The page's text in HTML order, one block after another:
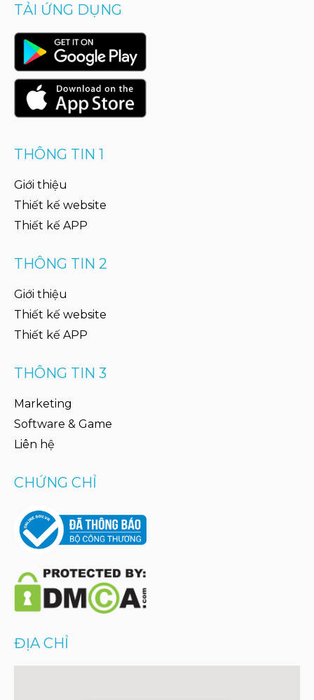
TẢI ỨNG DỤNG
THÔNG TIN 1
Giới thiệu
Thiết kế website
Thiết kế APP
THÔNG TIN 2
Giới thiệu
Thiết kế website
Thiết kế APP
THÔNG TIN 3
Marketing
Software & Game
Liên hệ
CHỨNG CHỈ
ĐỊA CHỈ